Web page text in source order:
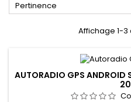
Pertinence
Affichage 1-
AUTORADIO GPS ANDROID